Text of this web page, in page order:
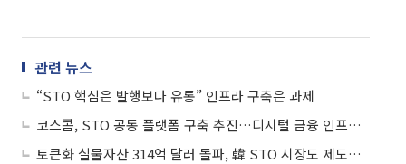
관련 뉴스
“STO 핵심은 발행보다 유통” 인프라 구축은 과제
코스콤, STO 공동 플랫폼 구축 추진…디지털 금융 인프라 강화
토큰화 실물자산 314억 달러 돌파, 韓 STO 시장도 제도화 속도